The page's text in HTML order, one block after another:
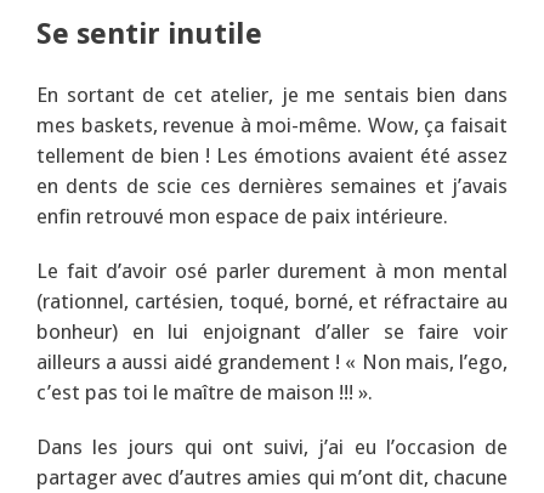
Se sentir inutile
En sortant de cet atelier, je me sentais bien dans
mes baskets, revenue à moi-même. Wow, ça faisait
tellement de bien ! Les émotions avaient été assez
en dents de scie ces dernières semaines et j’avais
enfin retrouvé mon espace de paix intérieure.
Le fait d’avoir osé parler durement à mon mental
(rationnel, cartésien, toqué, borné, et réfractaire au
bonheur) en lui enjoignant d’aller se faire voir
ailleurs a aussi aidé grandement ! « Non mais, l’ego,
c’est pas toi le maître de maison !!! ».
Dans les jours qui ont suivi, j’ai eu l’occasion de
partager avec d’autres amies qui m’ont dit, chacune